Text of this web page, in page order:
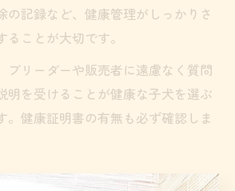
の記録など、健康管理がしっかりさ
ことが大切です。
ブリーダーや販売者に遠慮なく質問
明を受けることが健康な子犬を選ぶ
。健康証明書の有無も必ず確認しま